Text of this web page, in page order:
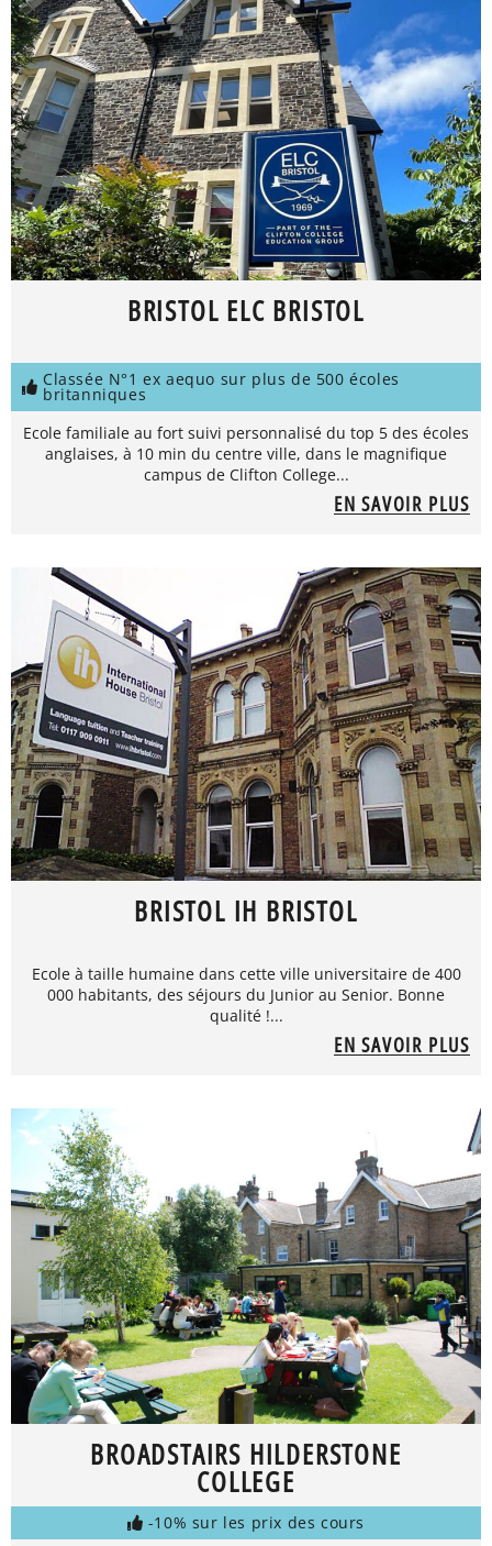
BRISTOL ELC BRISTOL
Classée N°1 ex aequo sur plus de 500 écoles
britanniques
Ecole familiale au fort suivi personnalisé du top 5 des écoles
anglaises, à 10 min du centre ville, dans le magnifique
campus de Clifton College...
EN SAVOIR PLUS
BRISTOL IH BRISTOL
Ecole à taille humaine dans cette ville universitaire de 400
000 habitants, des séjours du Junior au Senior. Bonne
qualité !...
EN SAVOIR PLUS
BROADSTAIRS HILDERSTONE
COLLEGE
-10% sur les prix des cours